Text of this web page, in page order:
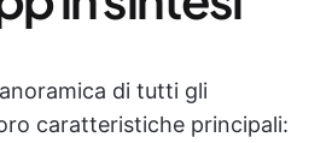
di tutti gli
caratteristiche principali: